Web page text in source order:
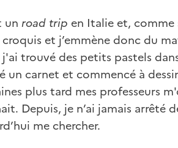
un road trip en Italie et, comme
et j’emmène donc du
trouvé des petits pastels
un carnet et commencé à
plus tard mes professeurs
Depuis, je n’ai jamais arrêté
me chercher.